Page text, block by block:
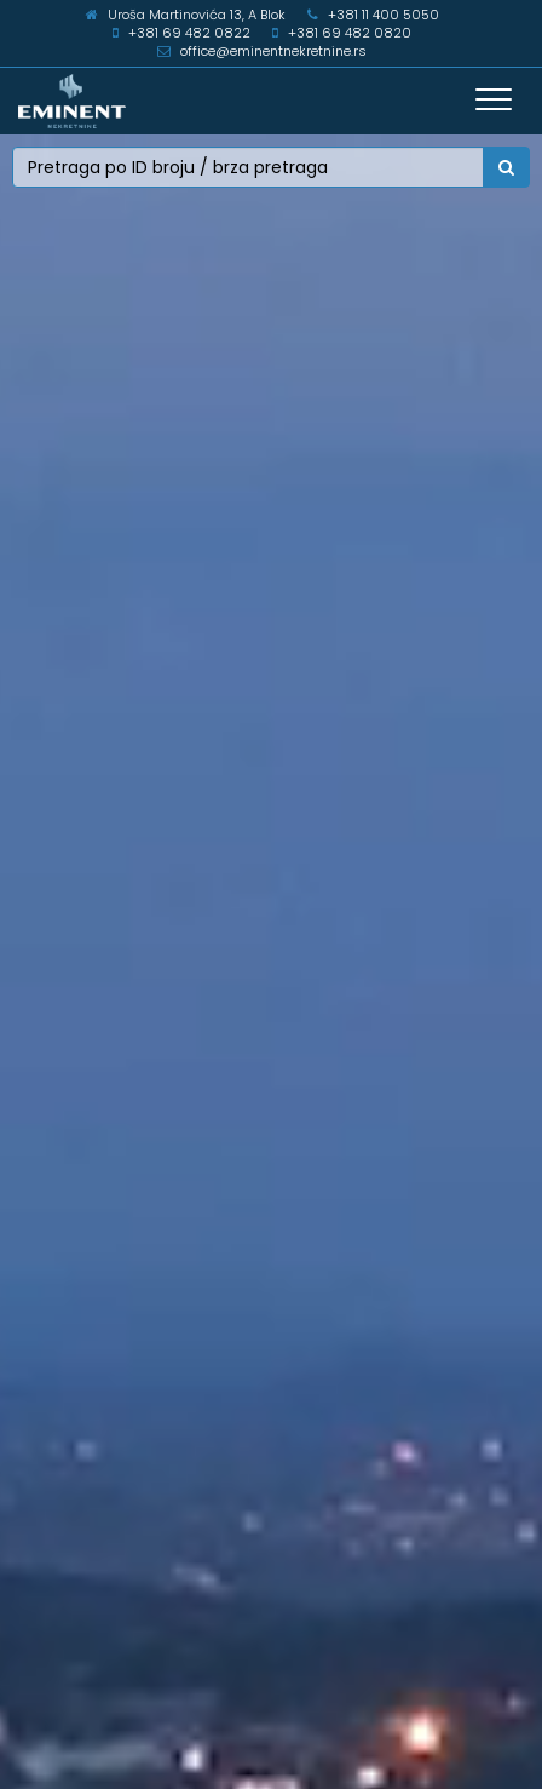
Uroša Martinovića 13, A Blok
+381 11 400 5050
+381 69 482 0822
+381 69 482 0820
office@eminentnekretnine.rs